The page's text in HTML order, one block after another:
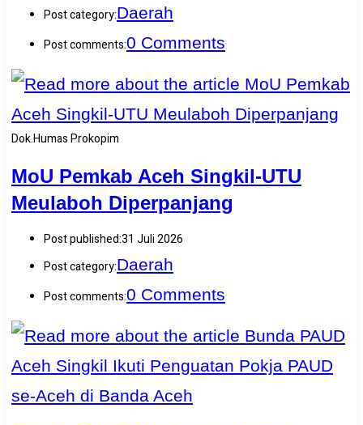
Post category:Daerah
Post comments:0 Comments
Dok.Humas Prokopim
MoU Pemkab Aceh Singkil-UTU
Meulaboh Diperpanjang
Post published:31 Juli 2026
Post category:Daerah
Post comments:0 Comments